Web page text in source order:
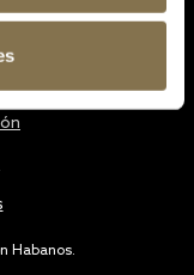
Habanos.